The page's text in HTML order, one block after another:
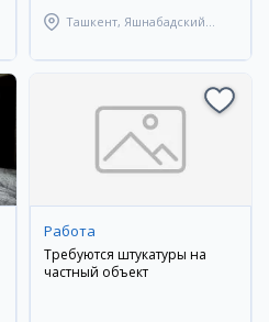
Ташкент, Яшнабадский
Работа
Требуются штукатуры на
частный объект